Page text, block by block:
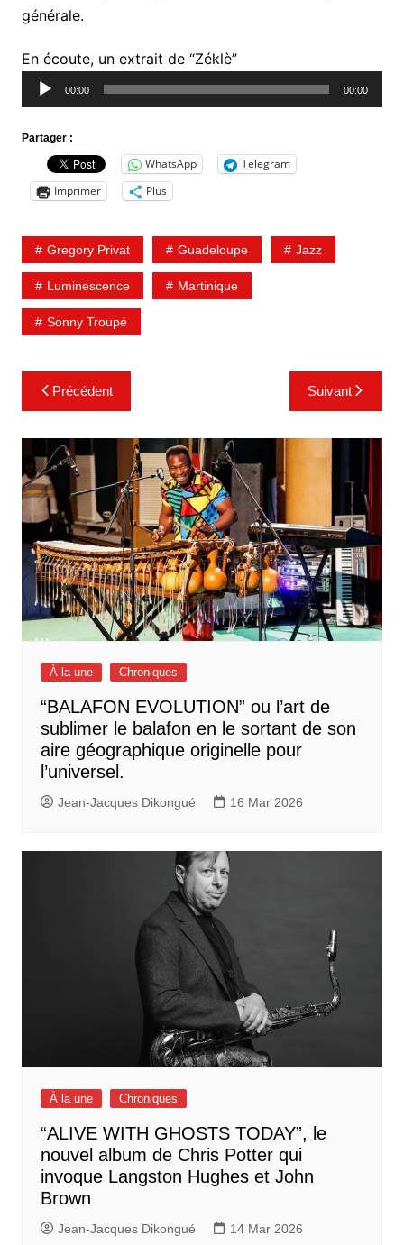
générale.
En écoute, un extrait de “Zéklè”Lecteur
audio
00:00 00:00
Partager :
WhatsApp
Telegram
Imprimer
Plus
Gregory Privat Guadeloupe Jazz
Luminescence Martinique
Sonny Troupé
Navigation
de
l’article
Précédent Suivant
À la une Chroniques
“BALAFON EVOLUTION” ou l’art de
sublimer le balafon en le sortant de son
aire géographique originelle pour
l’universel.
Jean-Jacques Dikongué 16 Mar 2026
À la une Chroniques
“ALIVE WITH GHOSTS TODAY”, le
nouvel album de Chris Potter qui
invoque Langston Hughes et John
Brown
Jean-Jacques Dikongué 14 Mar 2026